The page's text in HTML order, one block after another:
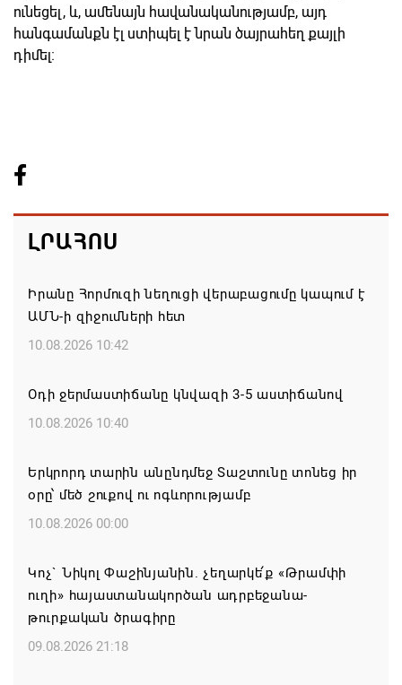
ունեցել, և, ամենայն հավանականությամբ, այդ
հանգամանքն էլ ստիպել է նրան ծայրահեղ քայլի
դիմել։
ԼՐԱՀՈՍ
Իրանը Հորմուզի նեղուցի վերաբացումը կապում է
ԱՄՆ-ի զիջումների հետ
10.08.2026 10:42
Օդի ջերմաստիճանը կնվազի 3-5 աստիճանով
10.08.2026 10:40
Երկրորդ տարին անընդմեջ Տաշտունը տոնեց իր
օրը՝ մեծ շուքով ու ոգևորությամբ
10.08.2026 00:00
Կոչ` Նիկոլ Փաշինյանին. չեղարկե՛ք «Թրամփի
ուղի» հայաստանակործան ադրբեջանա-
թուրքական ծրագիրը
09.08.2026 21:18